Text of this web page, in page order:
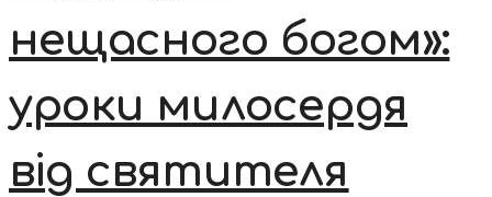
нещасного богом»:
уроки милосердя
від святителя